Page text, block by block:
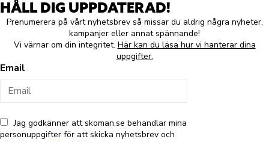
HÅLL DIG UPPDATERAD!
Prenumerera på vårt nyhetsbrev så missar du aldrig några nyheter,
kampanjer eller annat spännande!
Vi värnar om din integritet. Här kan du läsa hur vi hanterar dina
uppgifter.
Email
Jag godkänner att skoman.se behandlar mina
personuppgifter för att skicka nyhetsbrev och